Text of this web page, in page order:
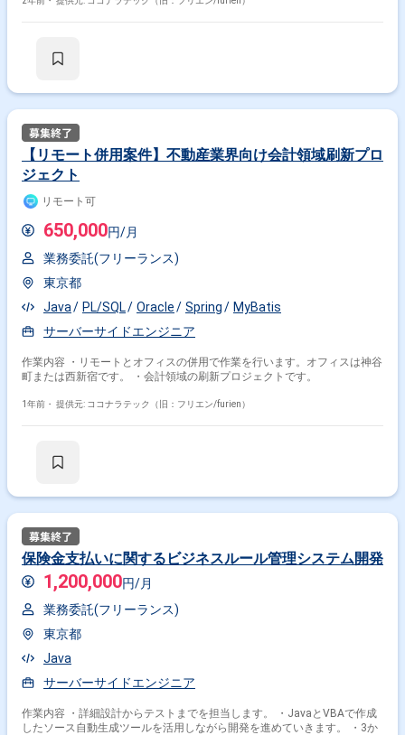
【リモート併用案件】不動産業界向け会計領域刷新プロ
ジェクト
リモート可
650,000円/月
業務委託(フリーランス)
東京都
Java
PL/SQL Oracle Spring
MyBatis
サーバーサイドエンジニア
作業内容 ・リモートとオフィスの併用で作業を行います。オフィスは神谷
町または西新宿です。 ・会計領域の刷新プロジェクトです。
1年前・ 提供元: ココナラテック（旧：フリエン/furien）
保険金支払いに関するビジネスルール管理システム開発
1,200,000円/月
業務委託(フリーランス)
東京都
Java
サーバーサイドエンジニア
作業内容 ・詳細設計からテストまでを担当します。 ・JavaとVBAで作成
したソース自動生成ツールを活用しながら開発を進めていきます。 ・3か